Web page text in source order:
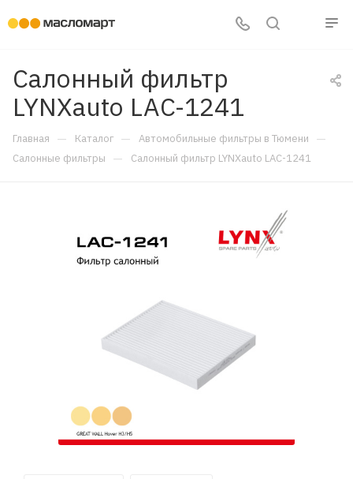
Салонный фильтр
LYNXauto LAC-1241
Главная — Каталог — Автомобильные фильтры в Тюмени —
Салонные фильтры — Салонный фильтр LYNXauto LAC-1241